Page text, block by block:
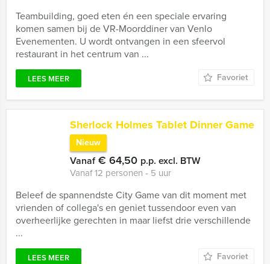
Teambuilding, goed eten én een speciale ervaring
komen samen bij de VR-Moorddiner van Venlo
Evenementen. U wordt ontvangen in een sfeervol
restaurant in het centrum van ...
LEES MEER Favoriet
Sherlock Holmes Tablet Dinner Game
Nieuw
Vanaf€ 64,50 p.p. excl. BTW
Vanaf 12 personen ‐ 5 uur
Beleef de spannendste City Game van dit moment met
vrienden of collega's en geniet tussendoor even van
overheerlijke gerechten in maar liefst drie verschillende
...
LEES MEER Favoriet